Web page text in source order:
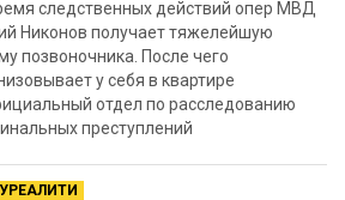
следственных действий опер МВД
Никонов получает тяжелейшую
позвоночника. После чего
у себя в квартире
отдел по расследованию
преступлений